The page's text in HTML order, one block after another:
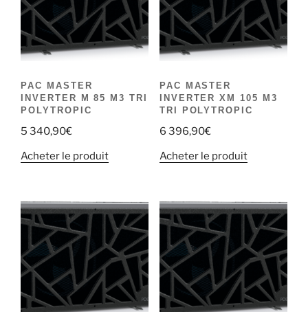
PAC MASTER
INVERTER M 85 M3 TRI
POLYTROPIC
5 340,90€
Acheter le produit
PAC MASTER
INVERTER XM 105 M3
TRI POLYTROPIC
6 396,90€
Acheter le produit